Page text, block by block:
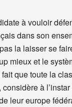
à vouloir
dans son
la laisser se
mieux et le
que toute la
à
leur europe